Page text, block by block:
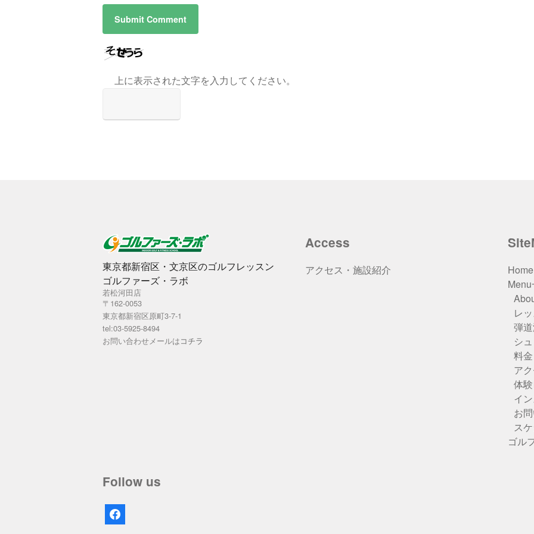
上に表示された文字を入力してください。
東京都新宿区・文京区のゴルフレッスン
ゴルファーズ・ラボ
若松河田店
〒162-0053
東京都新宿区原町3-7-1
tel:03-5925-8494
お問い合わせメールはコチラ
Access
アクセス・施設紹介
Home
レ
弾
シ
料
ア
体
イ
お
ス
ゴル
Follow us
facebook